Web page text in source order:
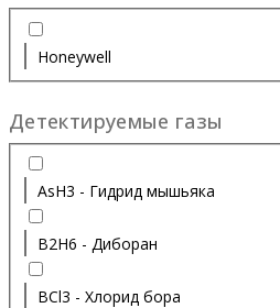
Honeywell
Детектируемые газы
AsH3 - Гидрид мышьяка
B2H6 - Диборан
BCl3 - Хлорид бора